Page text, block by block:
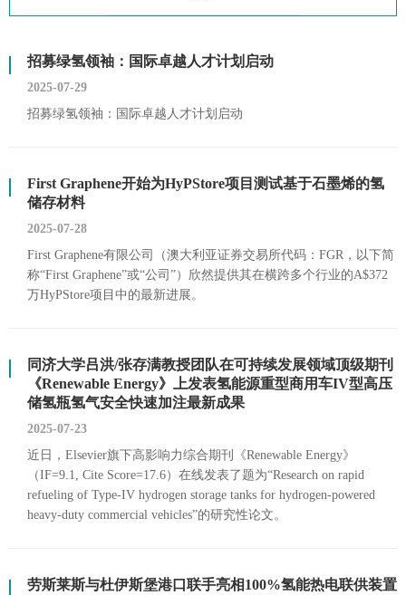
招募绿氢领袖：国际卓越人才计划启动
2025-07-29
招募绿氢领袖：国际卓越人才计划启动
First Graphene开始为HyPStore项目测试基于石墨烯的氢
储存材料
2025-07-28
First Graphene有限公司（澳大利亚证券交易所代码：FGR，以下简
称“First Graphene”或“公司”）欣然提供其在横跨多个行业的A$372
万HyPStore项目中的最新进展。
同济大学吕洪/张存满教授团队在可持续发展领域顶级期刊
《Renewable Energy》上发表氢能源重型商用车IV型高压
储氢瓶氢气安全快速加注最新成果
2025-07-23
近日，Elsevier旗下高影响力综合期刊《Renewable Energy》
（IF=9.1, Cite Score=17.6）在线发表了题为“Research on rapid
refueling of Type-IV hydrogen storage tanks for hydrogen-powered
heavy-duty commercial vehicles”的研究性论文。
劳斯莱斯与杜伊斯堡港口联手亮相100%氢能热电联供装置